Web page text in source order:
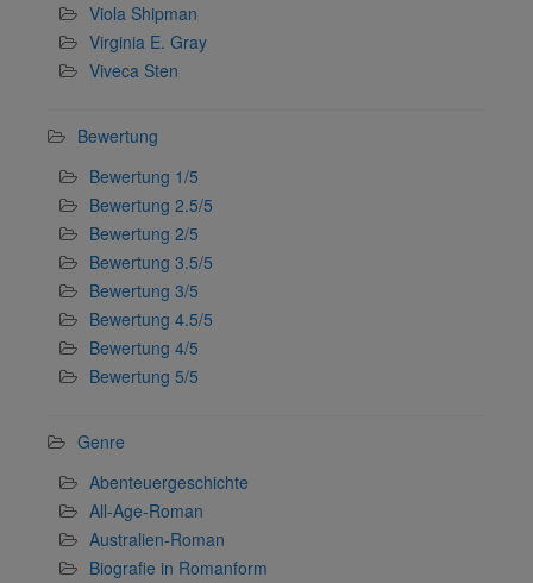
Viola Shipman
Virginia E. Gray
Viveca Sten
Bewertung
Bewertung 1/5
Bewertung 2.5/5
Bewertung 2/5
Bewertung 3.5/5
Bewertung 3/5
Bewertung 4.5/5
Bewertung 4/5
Bewertung 5/5
Genre
Abenteuergeschichte
All-Age-Roman
Australien-Roman
Biografie in Romanform